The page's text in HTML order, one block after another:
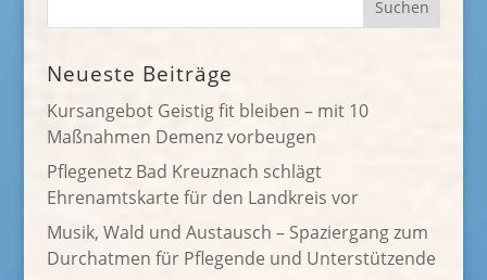
Neueste Beiträge
Kursangebot Geistig fit bleiben – mit 10
Maßnahmen Demenz vorbeugen
Pflegenetz Bad Kreuznach schlägt
Ehrenamtskarte für den Landkreis vor
Musik, Wald und Austausch – Spaziergang zum
Durchatmen für Pflegende und Unterstützende